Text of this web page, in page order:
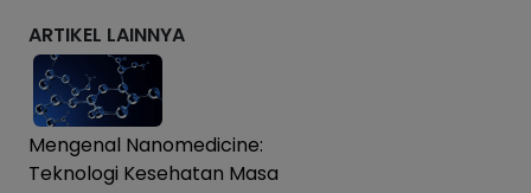
ARTIKEL LAINNYA
Mengenal Nanomedicine:
Teknologi Kesehatan Masa